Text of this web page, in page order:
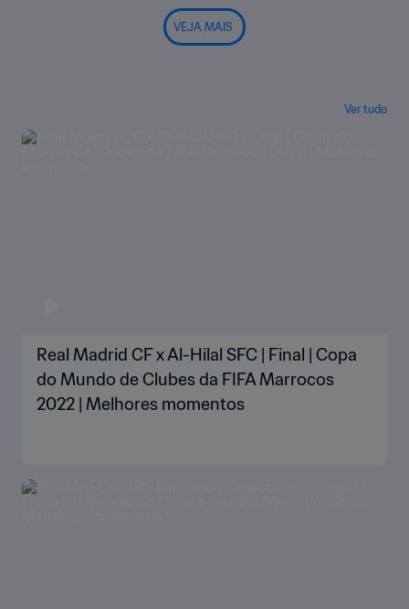
VEJA MAIS
Ver tudo
Real Madrid CF x Al-Hilal SFC | Final | Copa
do Mundo de Clubes da FIFA Marrocos
2022 | Melhores momentos